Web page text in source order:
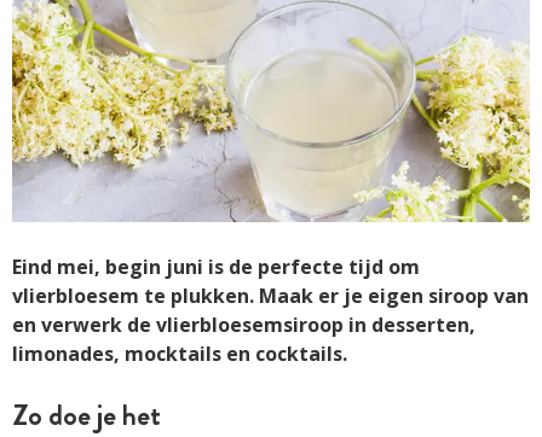
Eind mei, begin juni is de perfecte tijd om
vlierbloesem te plukken. Maak er je eigen siroop van
en verwerk de vlierbloesemsiroop in desserten,
limonades, mocktails en cocktails.
Zo doe je het